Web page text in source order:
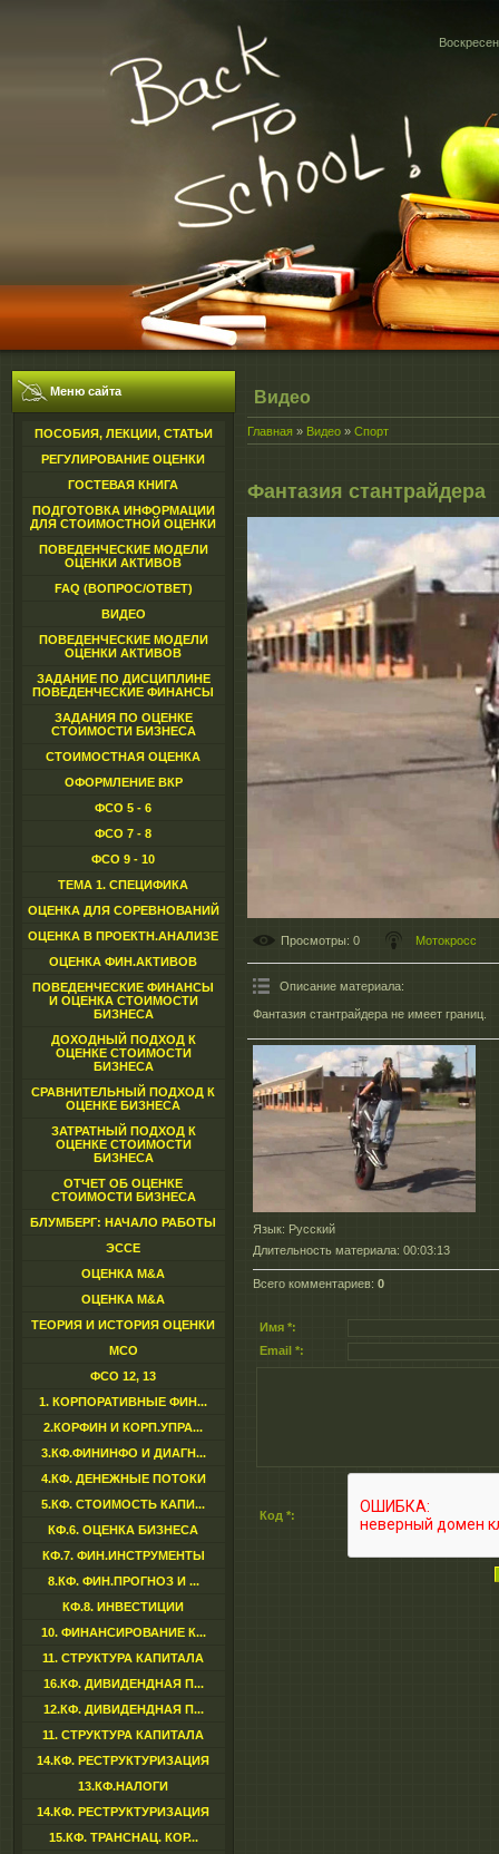
Меню сайта
ПОСОБИЯ, ЛЕКЦИИ, СТАТЬИ
РЕГУЛИРОВАНИЕ ОЦЕНКИ
ГОСТЕВАЯ КНИГА
ПОДГОТОВКА ИНФОРМАЦИИ
ДЛЯ СТОИМОСТНОЙ ОЦЕНКИ
ПОВЕДЕНЧЕСКИЕ МОДЕЛИ
ОЦЕНКИ АКТИВОВ
FAQ (ВОПРОС/ОТВЕТ)
ВИДЕО
ПОВЕДЕНЧЕСКИЕ МОДЕЛИ
ОЦЕНКИ АКТИВОВ
ЗАДАНИЕ ПО ДИСЦИПЛИНЕ
ПОВЕДЕНЧЕСКИЕ ФИНАНСЫ
ЗАДАНИЯ ПО ОЦЕНКЕ
СТОИМОСТИ БИЗНЕСА
СТОИМОСТНАЯ ОЦЕНКА
ОФОРМЛЕНИЕ ВКР
ФСО 5 - 6
ФСО 7 - 8
ФСО 9 - 10
ТЕМА 1. СПЕЦИФИКА
ОЦЕНКА ДЛЯ СОРЕВНОВАНИЙ
ОЦЕНКА В ПРОЕКТН.АНАЛИЗЕ
ОЦЕНКА ФИН.АКТИВОВ
ПОВЕДЕНЧЕСКИЕ ФИНАНСЫ
И ОЦЕНКА СТОИМОСТИ
БИЗНЕСА
ДОХОДНЫЙ ПОДХОД К
ОЦЕНКЕ СТОИМОСТИ
БИЗНЕСА
СРАВНИТЕЛЬНЫЙ ПОДХОД К
ОЦЕНКЕ БИЗНЕСА
ЗАТРАТНЫЙ ПОДХОД К
ОЦЕНКЕ СТОИМОСТИ
БИЗНЕСА
ОТЧЕТ ОБ ОЦЕНКЕ
СТОИМОСТИ БИЗНЕСА
БЛУМБЕРГ: НАЧАЛО РАБОТЫ
ЭССЕ
ОЦЕНКА M&A
ОЦЕНКА M&A
ТЕОРИЯ И ИСТОРИЯ ОЦЕНКИ
МСО
ФСО 12, 13
1. КОРПОРАТИВНЫЕ ФИН...
2.КОРФИН И КОРП.УПРА...
3.КФ.ФИНИНФО И ДИАГН...
4.КФ. ДЕНЕЖНЫЕ ПОТОКИ
5.КФ. СТОИМОСТЬ КАПИ...
КФ.6. ОЦЕНКА БИЗНЕСА
КФ.7. ФИН.ИНСТРУМЕНТЫ
8.КФ. ФИН.ПРОГНОЗ И ...
КФ.8. ИНВЕСТИЦИИ
10. ФИНАНСИРОВАНИЕ К...
11. СТРУКТУРА КАПИТАЛА
16.КФ. ДИВИДЕНДНАЯ П...
12.КФ. ДИВИДЕНДНАЯ П...
11. СТРУКТУРА КАПИТАЛА
14.КФ. РЕСТРУКТУРИЗАЦИЯ
13.КФ.НАЛОГИ
14.КФ. РЕСТРУКТУРИЗАЦИЯ
15.КФ. ТРАНСНАЦ. КОР...
Видео
Главная » Видео » Спорт
Фантазия стантрайдера
Просмотры: 0 Мотокросс
Описание материала:
Фантазия стантрайдера не имеет границ.
Язык: Русский
Длительность материала: 00:03:13
Всего комментариев: 0
Имя *:
Email *:
Код *: